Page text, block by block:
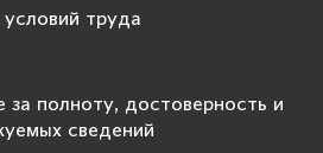
труда
за полноту, достоверность и
сведений